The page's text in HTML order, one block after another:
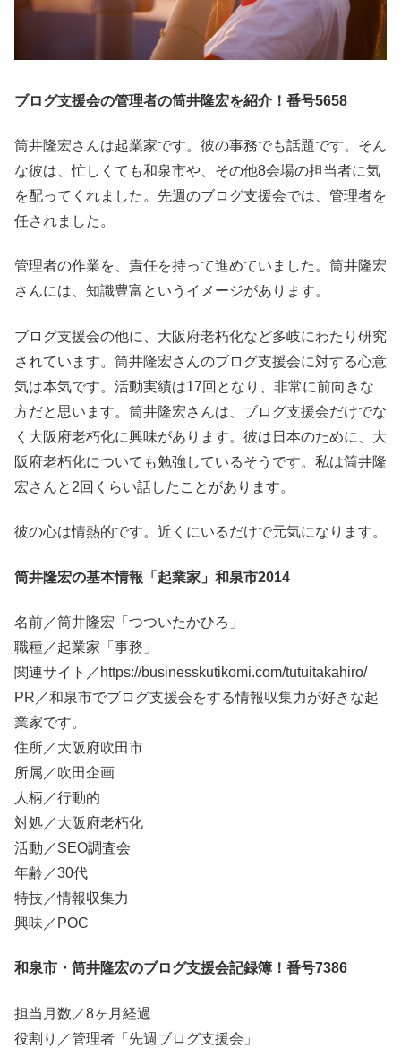
ブログ支援会の管理者の筒井隆宏を紹介！番号5658
筒井隆宏さんは起業家です。彼の事務でも話題です。そん
な彼は、忙しくても和泉市や、その他8会場の担当者に気
を配ってくれました。先週のブログ支援会では、管理者を
任されました。
管理者の作業を、責任を持って進めていました。筒井隆宏
さんには、知識豊富というイメージがあります。
ブログ支援会の他に、大阪府老朽化など多岐にわたり研究
されています。筒井隆宏さんのブログ支援会に対する心意
気は本気です。活動実績は17回となり、非常に前向きな
方だと思います。筒井隆宏さんは、ブログ支援会だけでな
く大阪府老朽化に興味があります。彼は日本のために、大
阪府老朽化についても勉強しているそうです。私は筒井隆
宏さんと2回くらい話したことがあります。
彼の心は情熱的です。近くにいるだけで元気になります。
筒井隆宏の基本情報「起業家」和泉市2014
名前／筒井隆宏「つついたかひろ」
職種／起業家「事務」
関連サイト／https://businesskutikomi.com/tutuitakahiro/
PR／和泉市でブログ支援会をする情報収集力が好きな起
業家です。
住所／大阪府吹田市
所属／吹田企画
人柄／行動的
対処／大阪府老朽化
活動／SEO調査会
年齢／30代
特技／情報収集力
興味／POC
和泉市・筒井隆宏のブログ支援会記録簿！番号7386
担当月数／8ヶ月経過
役割り／管理者「先週ブログ支援会」